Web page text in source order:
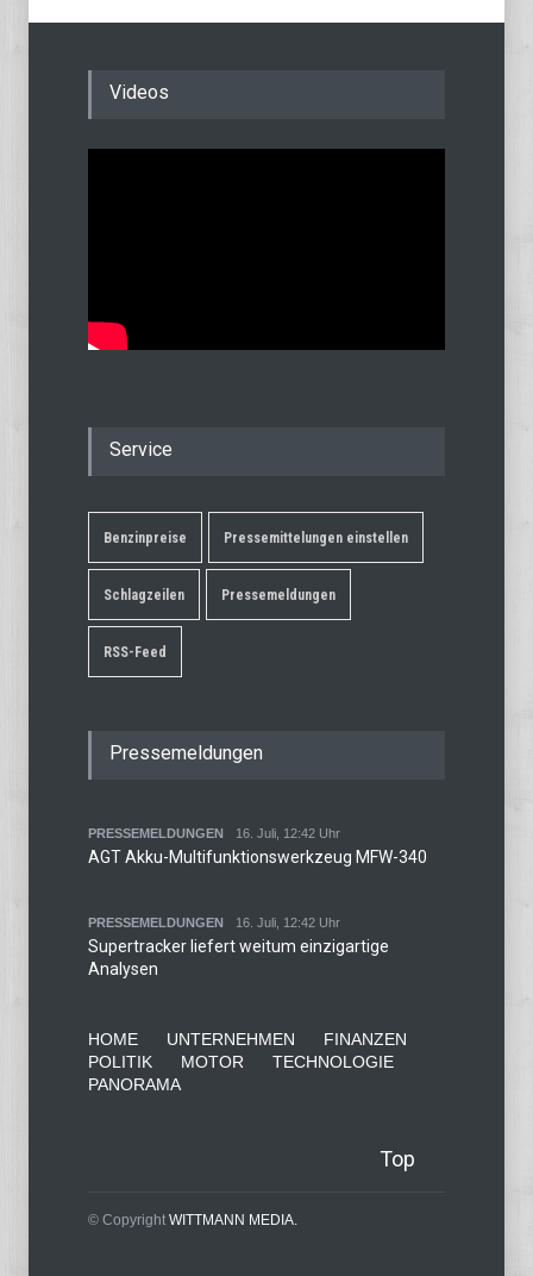
Videos
Service
Benzinpreise Pressemittelungen einstellen
Schlagzeilen Pressemeldungen
RSS-Feed
Pressemeldungen
PRESSEMELDUNGEN 16. Juli, 12:42 Uhr
AGT Akku-Multifunktionswerkzeug MFW-340
PRESSEMELDUNGEN 16. Juli, 12:42 Uhr
Supertracker liefert weitum einzigartige
Analysen
HOME UNTERNEHMEN
FINANZEN
POLITIK
MOTOR
TECHNOLOGIE
PANORAMA
Top
© Copyright WITTMANN MEDIA.